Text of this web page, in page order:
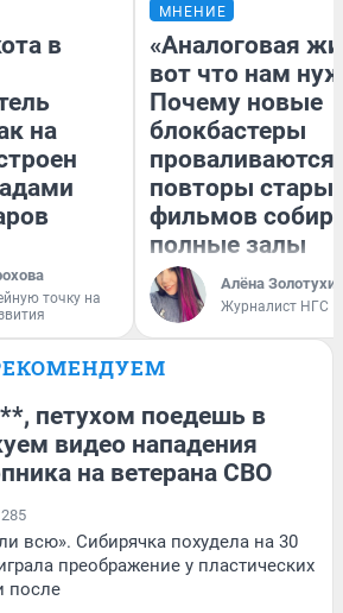
в
на
точку на
МНЕНИЕ
«Аналоговая
вот что нам
Почему новые
блокбастеры
повторы
фильмов
полные залы
Алёна
Журналист НГС
петухом поедешь в
видео нападения
на ветерана СВО
285
всю». Сибирячка похудела на 30
преображение у пластических
после